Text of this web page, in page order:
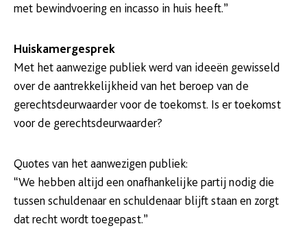
met bewindvoering en incasso in huis heeft.”
Huiskamergesprek
Met het aanwezige publiek werd van ideeën gewisseld
over de aantrekkelijkheid van het beroep van de
gerechtsdeurwaarder voor de toekomst. Is er toekomst
voor de gerechtsdeurwaarder?
Quotes van het aanwezigen publiek:
“We hebben altijd een onafhankelijke partij nodig die
tussen schuldenaar en schuldenaar blijft staan en zorgt
dat recht wordt toegepast.”